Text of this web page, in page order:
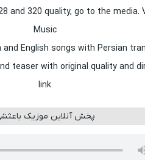
and 320 quality, go to the media.
Music
and English songs with Persian
teaser with original quality and
link
پخش آنلاین موزیک